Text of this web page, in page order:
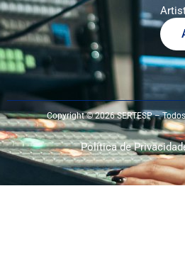
Copyright © 2026 SERTESP –
Política de